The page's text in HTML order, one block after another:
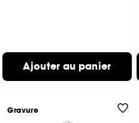
Ajouter au panier
Gravure